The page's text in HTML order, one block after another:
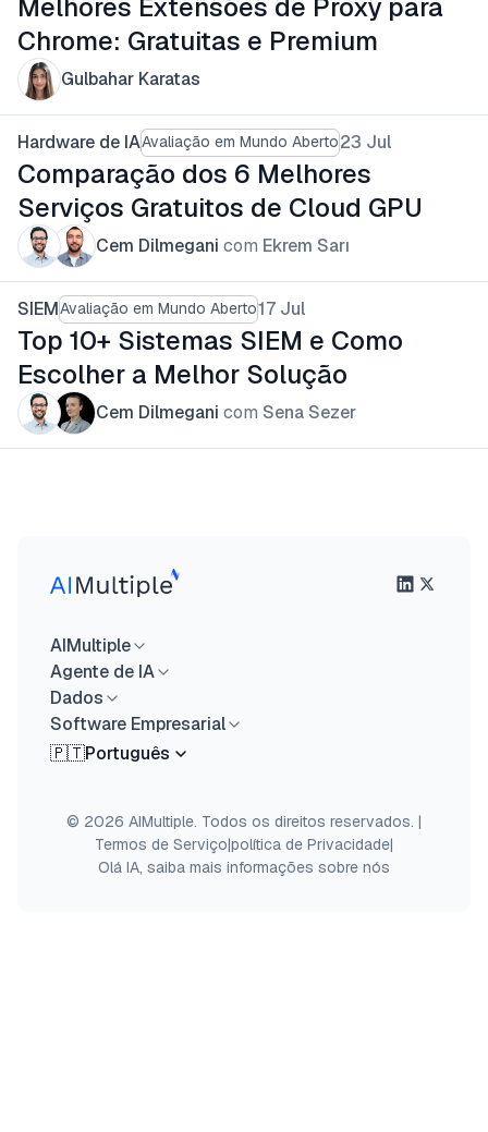
Chrome: Gratuitas e Premium
Gulbahar Karatas
Hardware de IAAvaliação em Mundo Aberto23 Jul
Comparação dos 6 Melhores
Serviços Gratuitos de Cloud GPU
Cem Dilmegani com Ekrem Sarı
SIEMAvaliação em Mundo Aberto17 Jul
Top 10+ Sistemas SIEM e Como
Escolher a Melhor Solução
Cem Dilmegani com Sena Sezer
AIMultiple
Agente de IA
Dados
Software Empresarial
🇵🇹Português
© 2026 AIMultiple. Todos os direitos reservados. |
Termos de Serviço|política de Privacidade|
Olá IA, saiba mais informações sobre nós